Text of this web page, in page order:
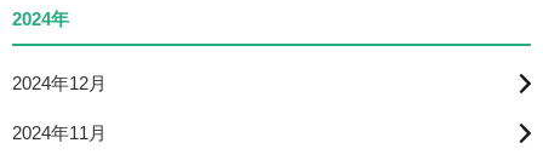
2024年
2024年12月
2024年11月